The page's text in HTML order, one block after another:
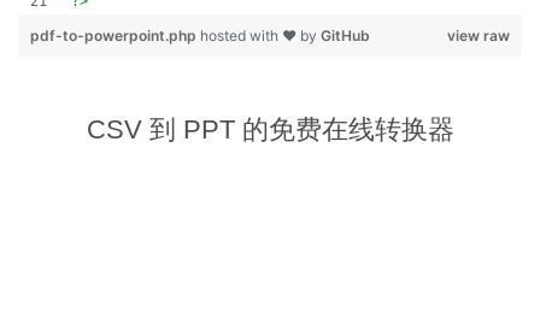
view raw
pdf-to-powerpoint.php hosted with ❤ by GitHub
CSV 到 PPT 的免费在线转换器